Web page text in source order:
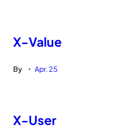
X-Value
By • Apr. 25
X-User